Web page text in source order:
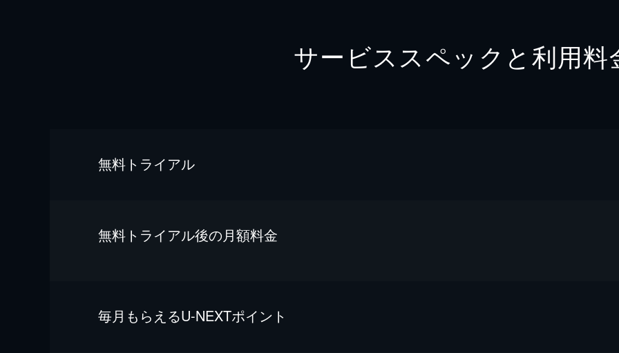
サービススペックと利用料
無料トライアル
無料トライアル後の⽉額料金
毎⽉もらえるU-NEXTポイント